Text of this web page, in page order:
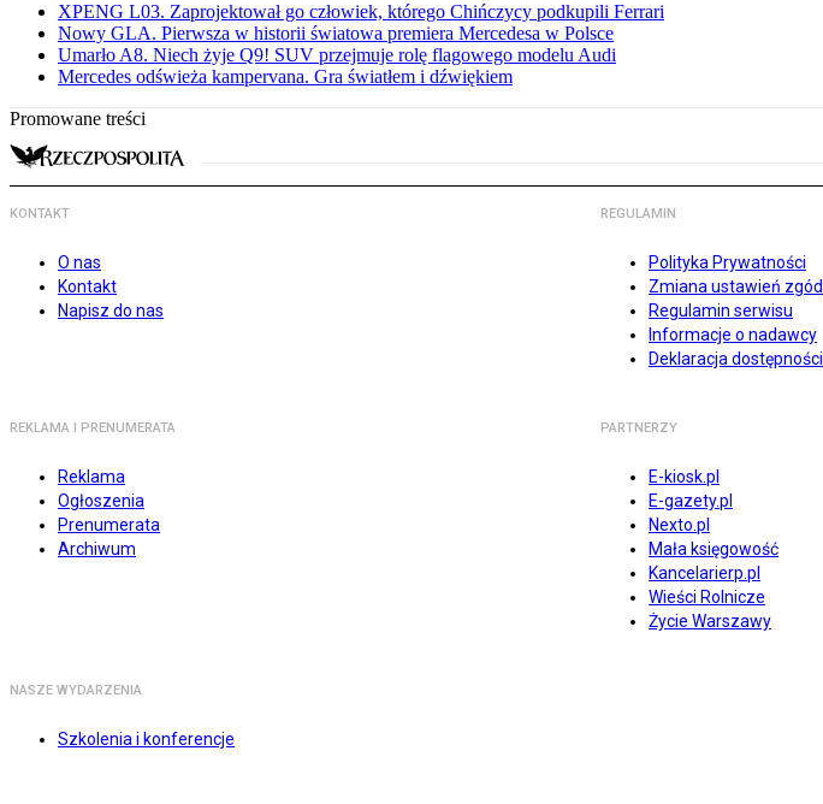
XPENG L03. Zaprojektował go człowiek, którego Chińczycy podkupili Ferrari
Nowy GLA. Pierwsza w historii światowa premiera Mercedesa w Polsce
Umarło A8. Niech żyje Q9! SUV przejmuje rolę flagowego modelu Audi
Mercedes odświeża kampervana. Gra światłem i dźwiękiem
Promowane treści
KONTAKT
O nas
Kontakt
Napisz do nas
REGULAMIN
Polityka Prywatności
Zmiana ustawień zgód
Regulamin serwisu
Informacje o nadawcy
Deklaracja dostępności
REKLAMA I PRENUMERATA
Reklama
Ogłoszenia
Prenumerata
Archiwum
PARTNERZY
E-kiosk.pl
E-gazety.pl
Nexto.pl
Mała księgowość
Kancelarierp.pl
Wieści Rolnicze
Życie Warszawy
NASZE WYDARZENIA
Szkolenia i konferencje